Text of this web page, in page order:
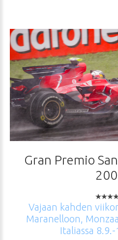
Gran Premio
Vajaan kahden
Maranelloon,
Italiassa 8.9.-